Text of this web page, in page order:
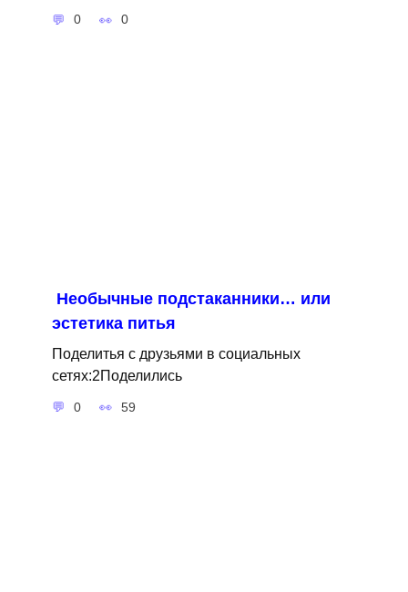
0 0
Необычные подстаканники… или
эстетика питья
Поделитья с друзьями в социальных
сетях:2Поделились
0 59